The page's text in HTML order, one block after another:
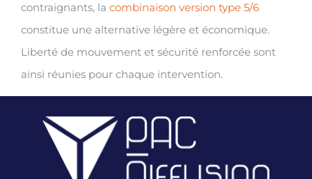
contraignants, la combinaison version type 5/6
constitue une alternative légère et économique.
Liberté de mouvement et sécurité renforcée sont
ainsi réunies pour chaque intervention.